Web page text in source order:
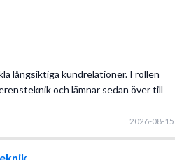
långsiktiga kundrelationer. I rollen
och lämnar sedan över till
2026-08-15